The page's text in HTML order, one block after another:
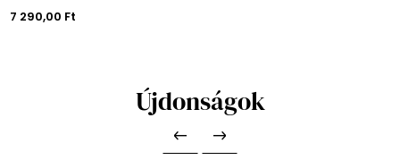
7 290,00 Ft
Újdonságok